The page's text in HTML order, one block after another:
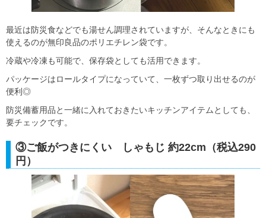
最近は防災食などでも湯せん調理されていますが、そんなときにも
使えるのが無印良品のポリエチレン袋です。
冷蔵や冷凍も可能で、保存袋としても活用できます。
パッケージはロールタイプになっていて、一枚ずつ取り出せるのが
便利◎
防災備蓄用品と一緒に入れておきたいキッチンアイテムとしても、
要チェックです。
③ご飯がつきにくい しゃもじ 約22cm（税込290
円）